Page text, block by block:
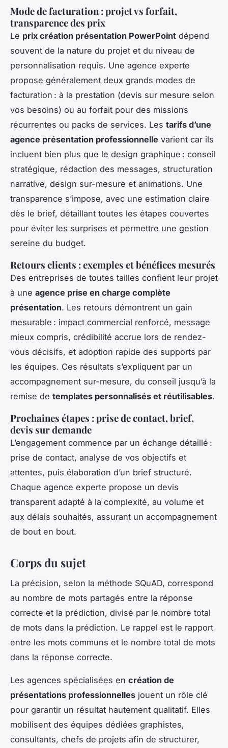
Mode de facturation : projet vs forfait,
transparence des prix
Le prix création présentation PowerPoint dépend
souvent de la nature du projet et du niveau de
personnalisation requis. Une agence experte
propose généralement deux grands modes de
facturation : à la prestation (devis sur mesure selon
vos besoins) ou au forfait pour des missions
récurrentes ou packs de services. Les tarifs d’une
agence présentation professionnelle varient car ils
incluent bien plus que le design graphique : conseil
stratégique, rédaction des messages, structuration
narrative, design sur-mesure et animations. Une
transparence s’impose, avec une estimation claire
dès le brief, détaillant toutes les étapes couvertes
pour éviter les surprises et permettre une gestion
sereine du budget.
Retours clients : exemples et bénéfices mesurés
Des entreprises de toutes tailles confient leur projet
à une agence prise en charge complète
présentation. Les retours démontrent un gain
mesurable : impact commercial renforcé, message
mieux compris, crédibilité accrue lors de rendez-
vous décisifs, et adoption rapide des supports par
les équipes. Ces résultats s’expliquent par un
accompagnement sur-mesure, du conseil jusqu’à la
remise de templates personnalisés et réutilisables.
Prochaines étapes : prise de contact, brief,
devis sur demande
L’engagement commence par un échange détaillé :
prise de contact, analyse de vos objectifs et
attentes, puis élaboration d’un brief structuré.
Chaque agence experte propose un devis
transparent adapté à la complexité, au volume et
aux délais souhaités, assurant un accompagnement
de bout en bout.
Corps du sujet
La précision, selon la méthode SQuAD, correspond
au nombre de mots partagés entre la réponse
correcte et la prédiction, divisé par le nombre total
de mots dans la prédiction. Le rappel est le rapport
entre les mots communs et le nombre total de mots
dans la réponse correcte.
Les agences spécialisées en création de
présentations professionnelles jouent un rôle clé
pour garantir un résultat hautement qualitatif. Elles
mobilisent des équipes dédiées graphistes,
consultants, chefs de projets afin de structurer,